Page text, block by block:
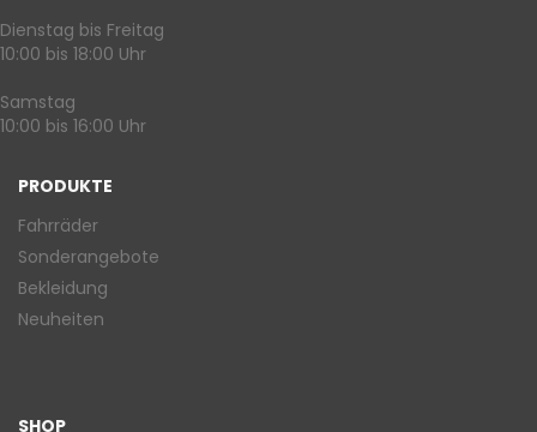
Dienstag bis Freitag
10:00 bis 18:00 Uhr
Samstag
10:00 bis 16:00 Uhr
PRODUKTE
Fahrräder
Sonderangebote
Bekleidung
Neuheiten
SHOP